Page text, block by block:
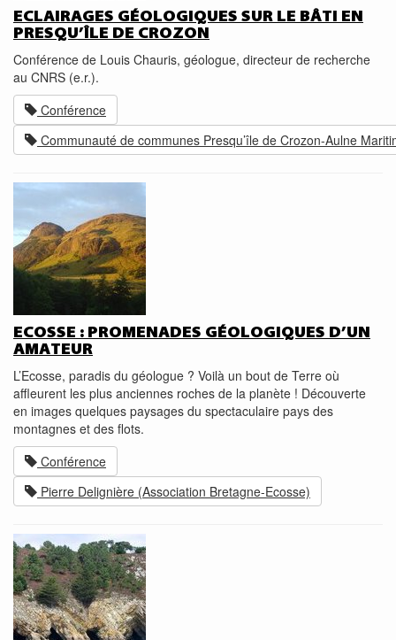
ECLAIRAGES GÉOLOGIQUES SUR LE BÂTI EN
PRESQU’ÎLE DE CROZON
Conférence de Louis Chauris, géologue, directeur de recherche
au CNRS (e.r.).
Conférence
Communauté de communes Presqu’île de Crozon-Aulne
ECOSSE : PROMENADES GÉOLOGIQUES D’UN
AMATEUR
L’Ecosse, paradis du géologue ? Voilà un bout de Terre où
affleurent les plus anciennes roches de la planète ! Découverte
en images quelques paysages du spectaculaire pays des
montagnes et des flots.
Conférence
Pierre Delignière (Association Bretagne-Ecosse)